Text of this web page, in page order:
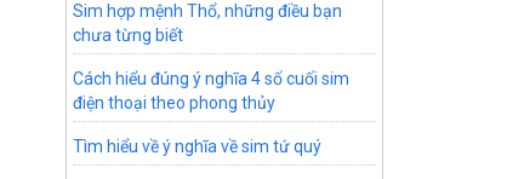
Sim hợp mệnh Thổ, những điều bạn
chưa từng biết
Cách hiểu đúng ý nghĩa 4 số cuối sim
điện thoại theo phong thủy
Tìm hiểu về ý nghĩa về sim tứ quý